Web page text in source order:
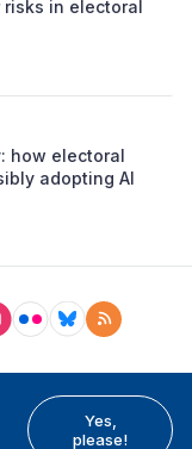
in electoral
how electoral
adopting AI
Yes,
please!